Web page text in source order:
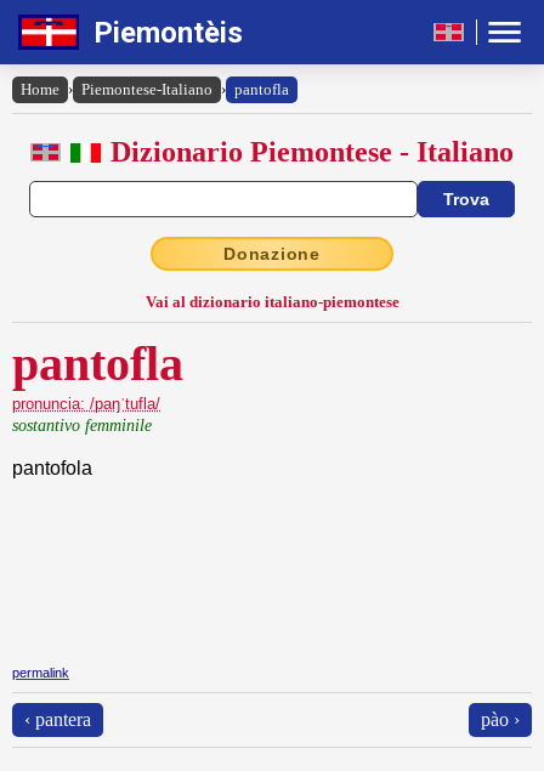
Piemontèis
Home › Piemontese-Italiano › pantofla
Dizionario Piemontese - Italiano
Donazione
Vai al dizionario italiano-piemontese
pantofla
pronuncia: /paŋˈtufla/
sostantivo femminile
pantofola
permalink
‹ pantera pào ›